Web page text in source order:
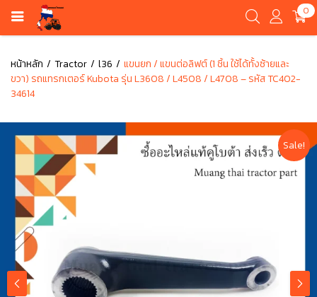
0
หน้าหลัก Tractor l36
แขนยก / แขนต่อลิฟต์ (1 ชิ้น ใช้ได้ทั้งซ้ายและ
ขวา) รถแทรกเตอร์ Kubota รุ่น L3608 / L4508 / L4708 – รหัส TC402-
34614
Sale!